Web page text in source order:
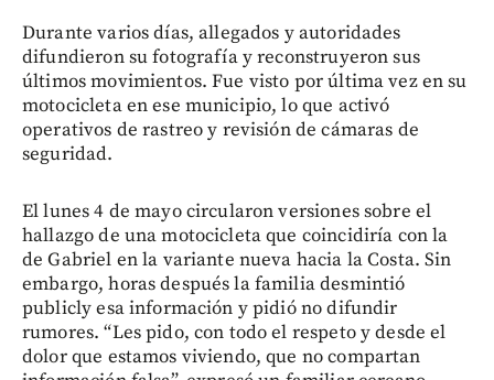
Durante varios días, allegados y autoridades
difundieron su fotografía y reconstruyeron sus
últimos movimientos. Fue visto por última vez en su
motocicleta en ese municipio, lo que activó
operativos de rastreo y revisión de cámaras de
seguridad.
El lunes 4 de mayo circularon versiones sobre el
hallazgo de una motocicleta que coincidiría con la
de Gabriel en la variante nueva hacia la Costa. Sin
embargo, horas después la familia desmintió
publicly esa información y pidió no difundir
rumores. “Les pido, con todo el respeto y desde el
dolor que estamos viviendo, que no compartan